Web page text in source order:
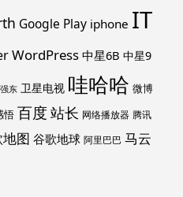
Google Play iphone IT
WordPress 中星6B 中星9
东 卫星电视 哇哈哈 微博
悟 百度 站长 网络播放器 腾讯
图 谷歌地球 阿里巴巴 马云